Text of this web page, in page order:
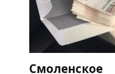
Смоленское